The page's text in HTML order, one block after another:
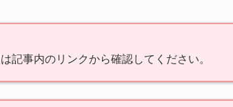
記事内のリンクから確認してください。